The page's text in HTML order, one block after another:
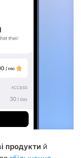
продукти й